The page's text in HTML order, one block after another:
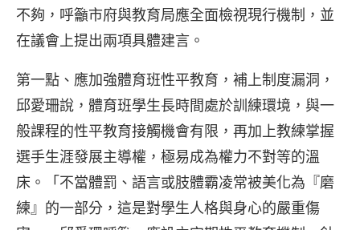
不夠，呼籲市府與教育局應全面檢視現行機制，並
在議會上提出兩項具體建言。
第一點、應加強體育班性平教育，補上制度漏洞，
邱愛珊說，體育班學生長時間處於訓練環境，與一
般課程的性平教育接觸機會有限，再加上教練掌握
選手生涯發展主導權，極易成為權力不對等的溫
床。「不當體罰、語言或肢體霸凌常被美化為『磨
練』的一部分，這是對學生人格與身心的嚴重傷